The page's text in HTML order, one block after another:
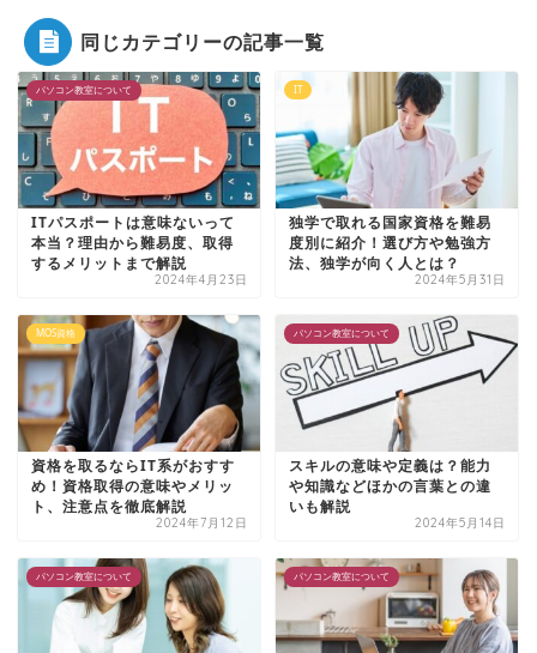
同じカテゴリーの記事一覧
パソコン教室について
ITパスポートは意味ないって
本当？理由から難易度、取得
するメリットまで解説
2024年4月23日
IT
独学で取れる国家資格を難易
度別に紹介！選び方や勉強方
法、独学が向く人とは？
2024年5月31日
MOS資格
資格を取るならIT系がおすす
め！資格取得の意味やメリッ
ト、注意点を徹底解説
2024年7月12日
パソコン教室について
スキルの意味や定義は？能力
や知識などほかの言葉との違
いも解説
2024年5月14日
パソコン教室について パソコン教室について